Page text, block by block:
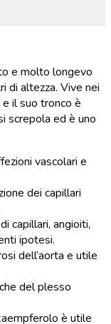
e molto longevo
di altezza. Vive nei
il suo tronco è
screpola ed è uno
vascolari e
dei capillari
capillari, angioiti,
ipotesi.
dell’aorta e utile
del plesso
è utile